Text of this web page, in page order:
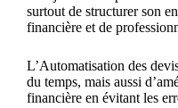
surtout de structurer son
financière et de
L’Automatisation des
du temps, mais aussi
financière en évitant les